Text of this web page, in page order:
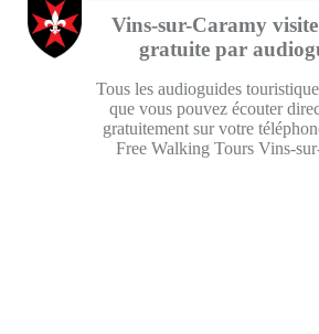
Vins-sur-Caramy
gratuite par
Tous les audioguides
que vous pouvez écouter
gratuitement sur votre
Free Walking Tours Vins-